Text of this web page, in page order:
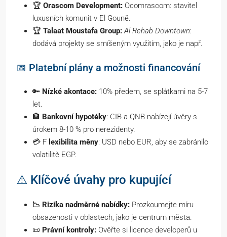
🏆 Orascom Development: Ocomrascom: stavitel
luxusních komunit v El Gouně.
🏆 Talaat Moustafa Group: Al Rehab Downtown:
dodává projekty se smíšeným využitím, jako je např.
📅 Platební plány a možnosti financování
🔑 Nízké akontace: 10% předem, se splátkami na 5-7
let.
🏦 Bankovní hypotéky: CIB a QNB nabízejí úvěry s
úrokem 8-10 % pro nerezidenty.
💳 F lexibilita měny: USD nebo EUR, aby se zabránilo
volatilitě EGP.
⚠️ Klíčové úvahy pro kupující
📉 Rizika nadměrné nabídky: Prozkoumejte míru
obsazenosti v oblastech, jako je centrum města.
📜 Právní kontroly: Ověřte si licence developerů u